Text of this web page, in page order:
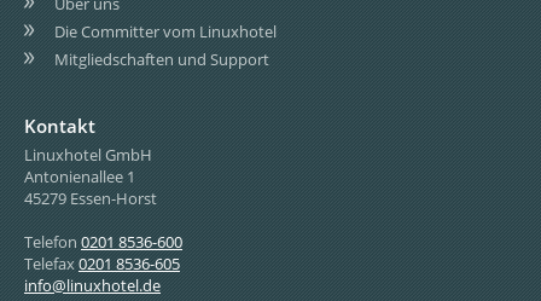
Die Committer vom Linuxhotel
Mitgliedschaften und Support
Kontakt
Linuxhotel GmbH
Antonienallee 1
45279 Essen-Horst
Telefon 0201 8536-600
Telefax0201 8536-605
info@linuxhotel.de